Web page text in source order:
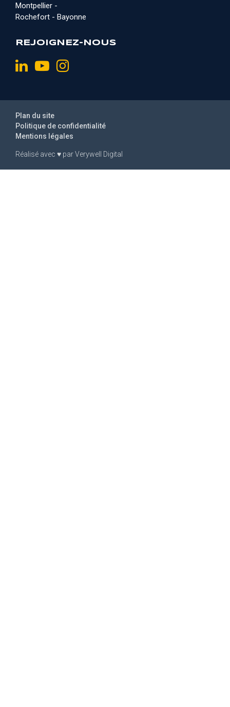
Montpellier -
Rochefort - Bayonne
REJOIGNEZ-NOUS
Réalisé avec ♥ parVerywell Digital
Mentions légales
Politique de confidentialité
Plan du site